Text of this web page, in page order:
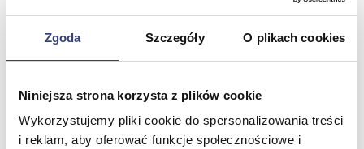
Zgoda Szczegóły O plikach cookies
Niniejsza strona korzysta z plików cookie
Wykorzystujemy pliki cookie do spersonalizowania treści
i reklam, aby oferować funkcje społecznościowe i
Meble medyczne
Kozetki
Taborety i krzesła
Stoły